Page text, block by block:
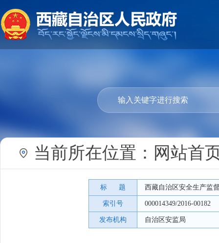
当前所在位置： 网站首
标 题 西藏自治区安全生产监
索引号 000014349/2016-00182
发布机构 自治区安监局